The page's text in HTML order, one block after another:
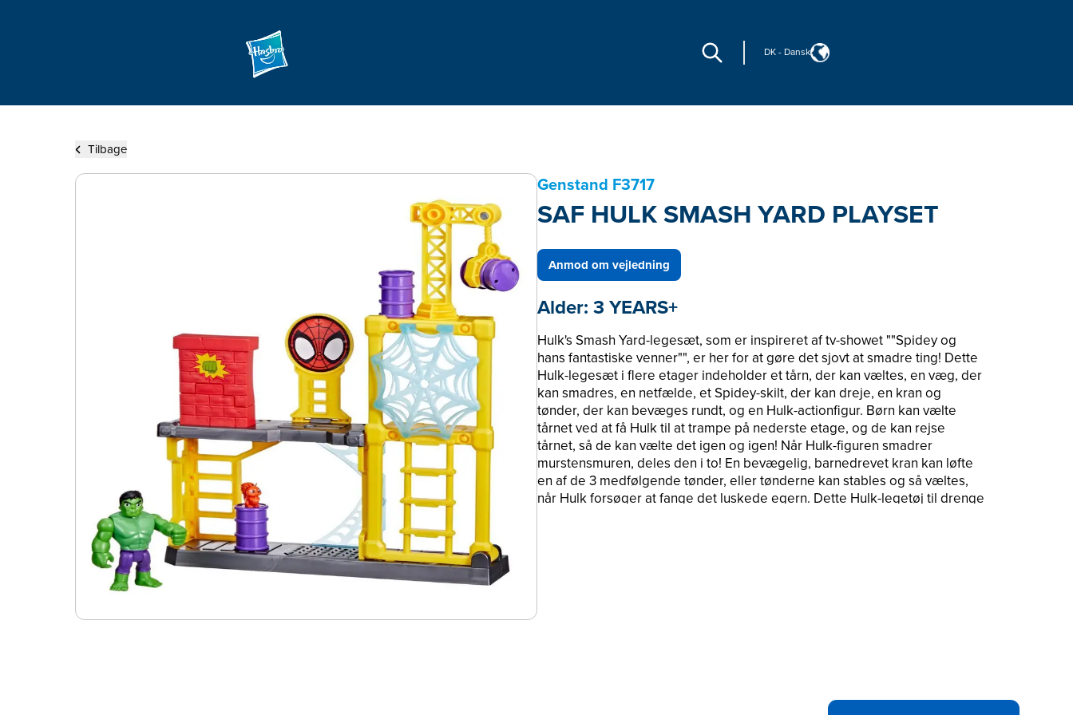
DK - Dansk
Tilbage
Genstand F3717
SAF HULK SMASH YARD PLAYSET
Anmod om vejledning
Alder: 3 YEARS+
Hulk's Smash Yard-legesæt, som er inspireret af tv-showet ""Spidey og
hans fantastiske venner"", er her for at gøre det sjovt at smadre ting! Dette
Hulk-legesæt i flere etager indeholder et tårn, der kan væltes, en væg, der
kan smadres, en netfælde, et Spidey-skilt, der kan dreje, en kran og
tønder, der kan bevæges rundt, og en Hulk-actionfigur. Børn kan vælte
tårnet ved at få Hulk til at trampe på nederste etage, og de kan rejse
tårnet, så de kan vælte det igen og igen! Når Hulk-figuren smadrer
murstensmuren, deles den i to! En bevægelig, barnedrevet kran kan løfte
en af de 3 medfølgende tønder, eller tønderne kan stables og så væltes,
når Hulk forsøger at fange det luskede egern. Dette Hulk-legetøj til drenge